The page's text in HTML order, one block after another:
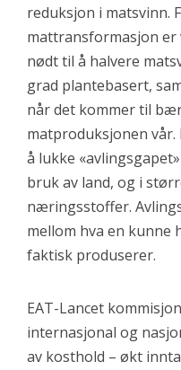
reduksjon i matsvinn.
mattransformasjon
nødt til å halvere
grad plantebasert,
når det kommer til
matproduksjonen
å lukke
bruk av land, og i
næringsstoffer.
mellom hva en kunne
faktisk produserer.
EAT-Lancet
internasjonal og
av kosthold – økt